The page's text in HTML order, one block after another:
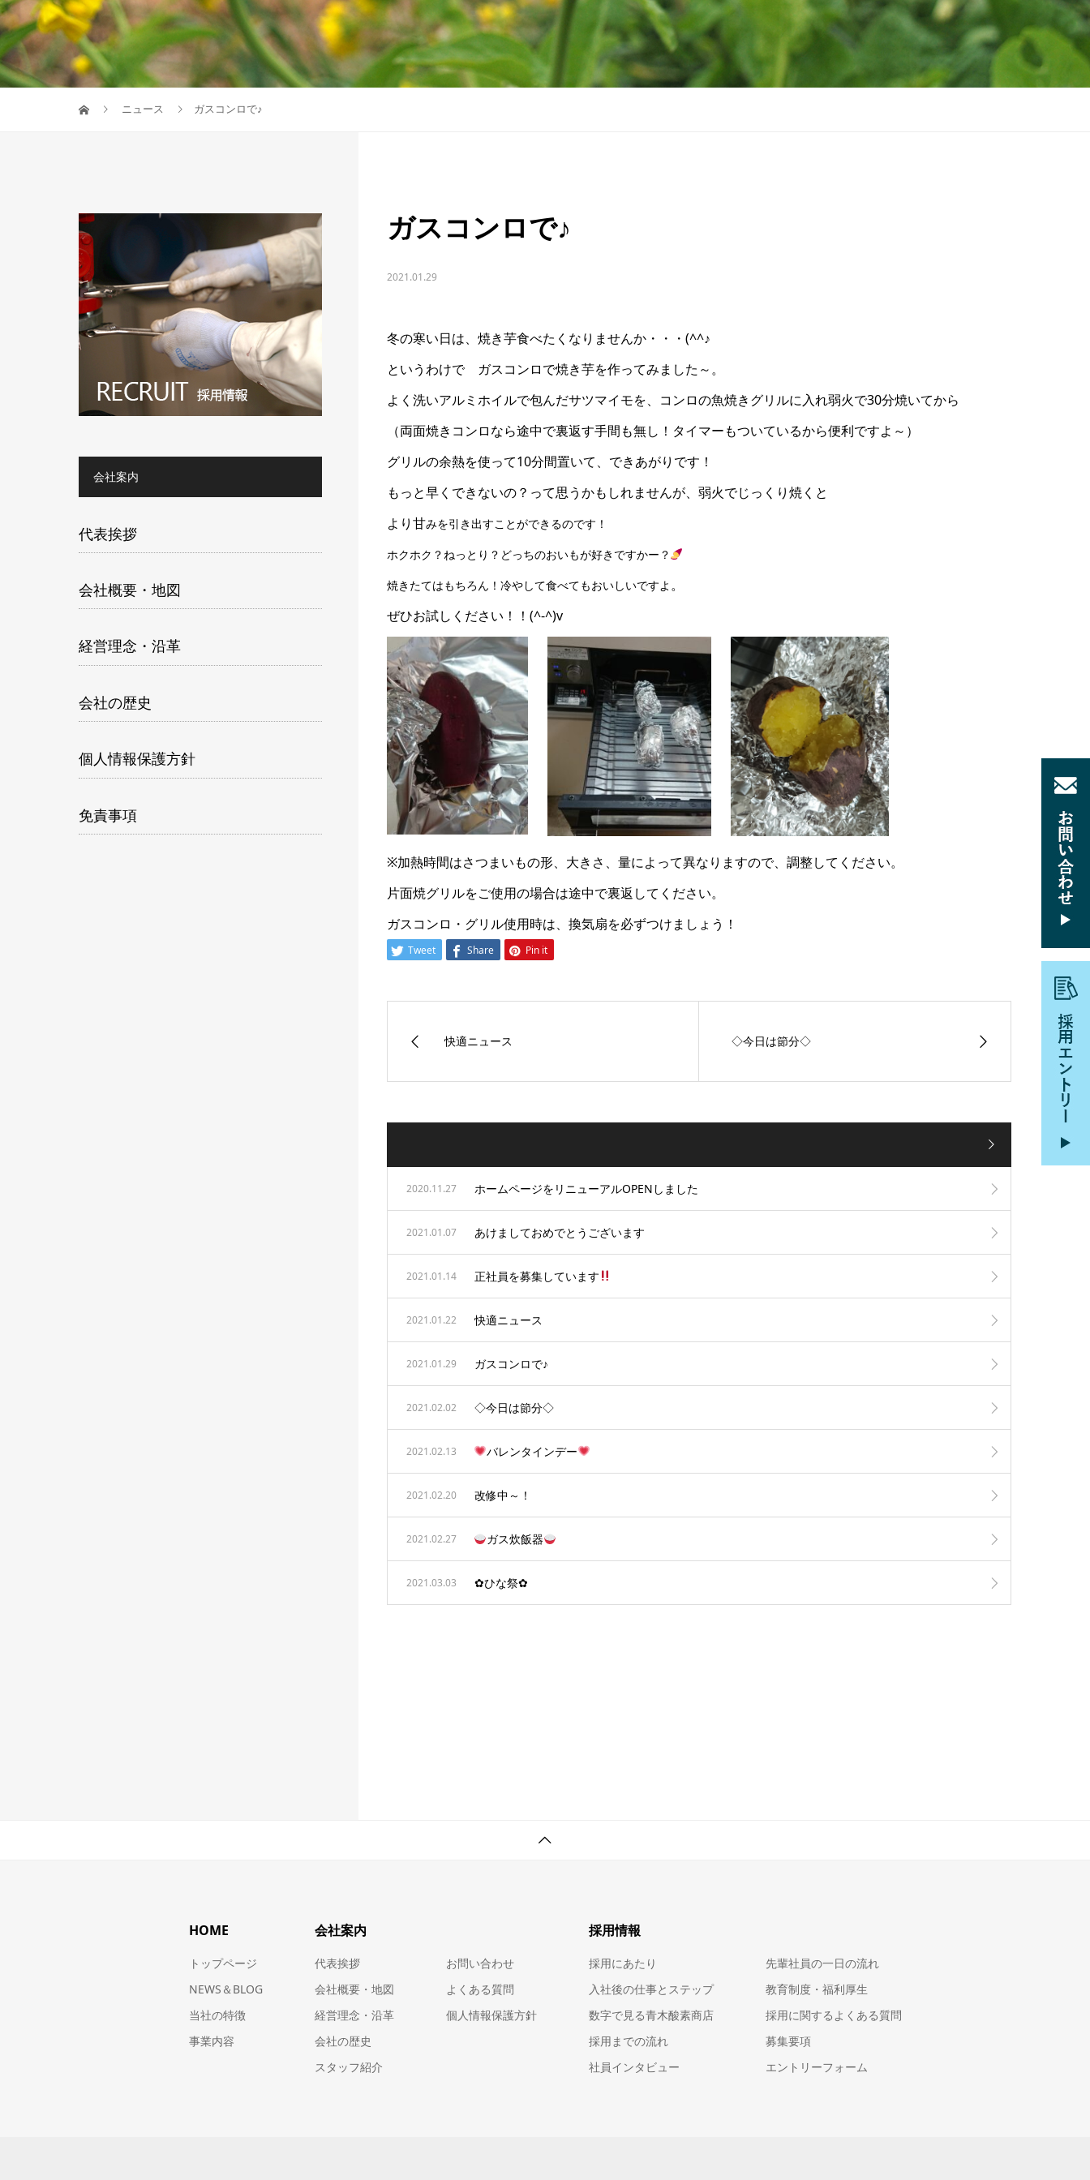
ニュース ガスコンロで♪
ガスコンロで♪
2021.01.29
冬の寒い日は、焼き芋食べたくなりませんか・・・(^^♪
というわけで ガスコンロで焼き芋を作ってみました～。
よく洗いアルミホイルで包んだサツマイモを、コンロの魚焼きグリルに入れ弱火で30分焼いてから
（両面焼きコンロなら途中で裏返す手間も無し！タイマーもついているから便利ですよ～）
グリルの余熱を使って10分間置いて、できあがりです！
もっと早くできないの？って思うかもしれませんが、弱火でじっくり焼くと
より甘みを引き出すことができるのです！
ホクホク？ねっとり？どっちのおいもが好きですかー？
焼きたてはもちろん！冷やして食べてもおいしいですよ 。
ぜひお試しください！！(^-^)v
※加熱時間はさつまいもの形、大きさ、量によって異なりますので、調整してください。
片面焼グリルをご使用の場合は途中で裏返してください。
ガスコンロ・グリル使用時は、換気扇を必ずつけましょう！
Tweet Share Pin it
快適ニュース ◇今日は節分◇
2020.11.27 ホームページをリニューアルOPENしました
2021.01.07 あけましておめでとうございます
2021.01.14 正社員を募集しています
2021.01.22 快適ニュース
2021.01.29 ガスコンロで♪
2021.02.02 ◇今日は節分◇
2021.02.13 バレンタインデー
2021.02.20 改修中～！
2021.02.27 ガス炊飯器
2021.03.03 ✿ひな祭✿
会社案内
代表挨拶
会社概要・地図
経営理念・沿革
会社の歴史
個人情報保護方針
免責事項
HOME
トップページ
NEWS＆BLOG
当社の特徴
事業内容
会社案内
代表挨拶
会社概要・地図
経営理念・沿革
会社の歴史
スタッフ紹介
お問い合わせ
よくある質問
個人情報保護方針
採用情報
採用にあたり
入社後の仕事とステップ
数字で見る青木酸素商店
採用までの流れ
社員インタビュー
先輩社員の一日の流れ
教育制度・福利厚生
採用に関するよくある質問
募集要項
エントリーフォーム